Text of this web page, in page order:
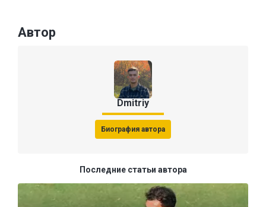
Автор
Dmitriy
Биография автора
Последние статьи автора